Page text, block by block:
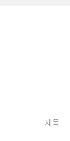
제목